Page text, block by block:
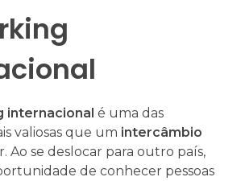
internacional é uma das
valiosas que um intercâmbio
Ao se deslocar para outro país,
de conhecer pessoas